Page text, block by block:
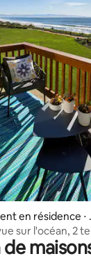
base de 195
en résidence ⋅
sur l'océan, 2